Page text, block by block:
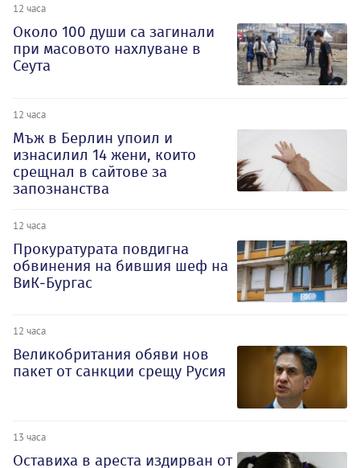
12 часа
Около 100 души са загинали
при масовото нахлуване в
Сеута
12 часа
Мъж в Берлин упоил и
изнасилил 14 жени, които
срещнал в сайтове за
запознанства
12 часа
Прокуратурата повдигна
обвинения на бившия шеф на
ВиК-Бургас
12 часа
Великобритания обяви нов
пакет от санкции срещу Русия
13 часа
Оставиха в ареста издирван от